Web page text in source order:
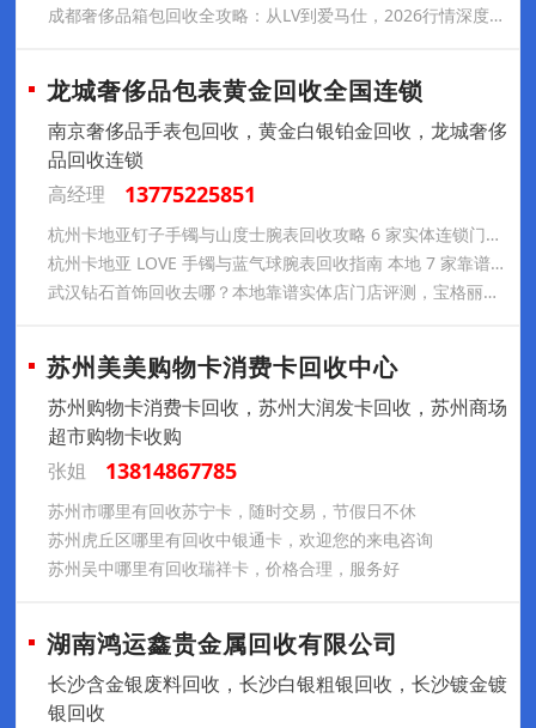
成都奢侈品箱包回收全攻略：从LV到爱马仕，2026行情深度解析+实体店推荐
龙城奢侈品包表黄金回收全国连锁
南京奢侈品手表包回收，黄金白银铂金回收，龙城奢侈
品回收连锁
高经理
13775225851
杭州卡地亚钉子手镯与山度士腕表回收攻略 6 家实体连锁门店服务详解
杭州卡地亚 LOVE 手镯与蓝气球腕表回收指南 本地 7 家靠谱实体门店全解析
武汉钻石首饰回收去哪？本地靠谱实体店门店评测，宝格丽卡地亚梵克雅宝二手报价行情
苏州美美购物卡消费卡回收中心
苏州购物卡消费卡回收，苏州大润发卡回收，苏州商场
超市购物卡收购
张姐
13814867785
苏州市哪里有回收苏宁卡，随时交易，节假日不休
苏州虎丘区哪里有回收中银通卡，欢迎您的来电咨询
苏州吴中哪里有回收瑞祥卡，价格合理，服务好
湖南鸿运鑫贵金属回收有限公司
长沙含金银废料回收，长沙白银粗银回收，长沙镀金镀
银回收